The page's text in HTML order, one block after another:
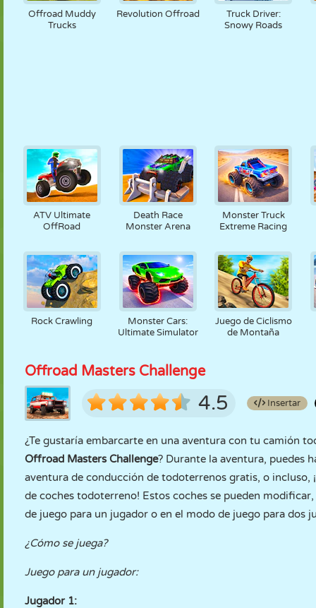
Offroad Muddy
Trucks
Revolution Offroad
Truck Driver:
Snowy Roads
ATV Ultimate
OffRoad
Death Race
Monster Arena
Monster Truck
Extreme Racing
Rock Crawling
Monster Cars:
Ultimate Simulator
Juego de Ciclismo
de Montaña
Offroad Masters Challenge
4.5 Insertar
¿Te gustaría embarcarte en una aventura con tu camión
Offroad Masters Challenge? Durante la aventura, puedes
aventura de conducción de todoterrenos gratis, o incluso,
de coches todoterreno! Estos coches se pueden
de juego para un jugador o en el modo de juego para dos
¿Cómo se juega?
Juego para un jugador:
Jugador 1: